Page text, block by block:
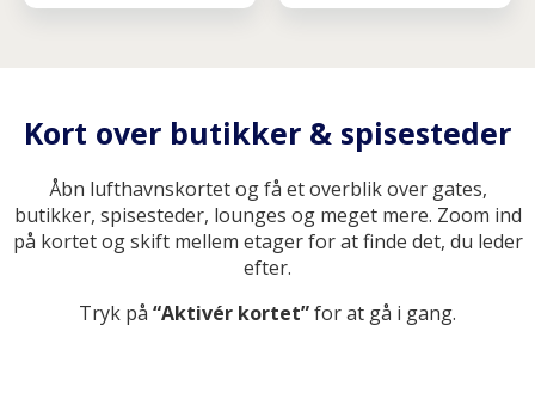
Kort over butikker & spisesteder
Åbn lufthavnskortet og få et overblik over gates,
butikker, spisesteder, lounges og meget mere. Zoom ind
på kortet og skift mellem etager for at finde det, du leder
efter.
Tryk på “Aktivér kortet”for at gå i gang.